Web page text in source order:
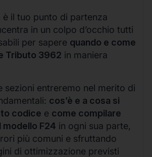
è il tuo punto di partenza
in un colpo d’occhio tutti
per sapere quando e come
Tributo 3962 in maniera
sezioni entreremo nel merito di
cos’è e a cosa si
codice e come compilare
modello F24 in ogni sua parte,
più comuni e sfruttando
di ottimizzazione previsti